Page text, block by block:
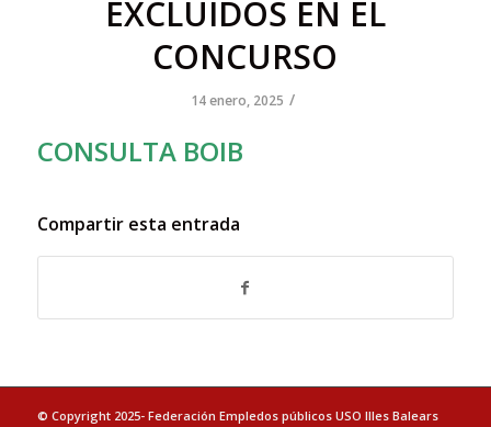
EXCLUIDOS EN EL
CONCURSO
14 enero, 2025 /
CONSULTA BOIB
Compartir esta entrada
© Copyright 2025- Federación Empledos públicos USO Illes Balears